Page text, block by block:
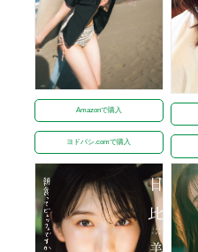
Amazonで購入
ヨドバシ.comで購入